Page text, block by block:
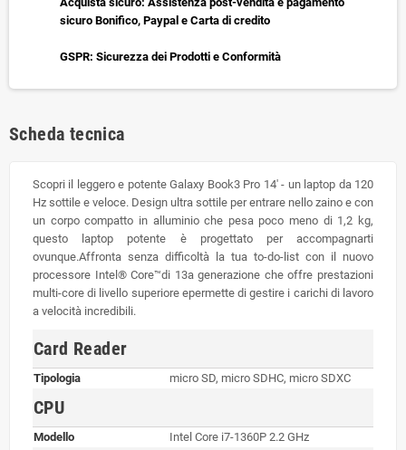
sicuro Bonifico, Paypal e Carta di credito
GSPR: Sicurezza dei Prodotti e Conformità
Scheda tecnica
Scopri il leggero e potente Galaxy Book3 Pro 14' - un laptop da 120
Hz sottile e veloce. Design ultra sottile per entrare nello zaino e con
un corpo compatto in alluminio che pesa poco meno di 1,2 kg,
questo laptop potente è progettato per accompagnarti
ovunque.Affronta senza difficoltà la tua to-do-list con il nuovo
processore Intel® Core™di 13a generazione che offre prestazioni
multi-core di livello superiore epermette di gestire i carichi di lavoro
a velocità incredibili.
Card Reader
Tipologia micro SD, micro SDHC, micro SDXC
CPU
Modello Intel Core i7-1360P 2.2 GHz